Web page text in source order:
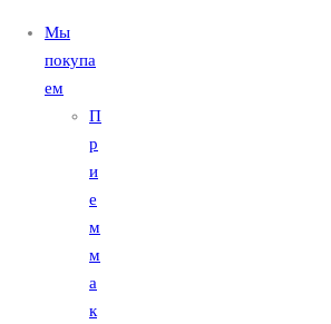
Мы
покупа
ем
П
р
и
е
м
м
а
к